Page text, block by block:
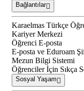
Bağlantılar
Karaelmas Türkçe
Kariyer Merkezi
Öğrenci E-posta
E-posta ve Eduroam
Mezun Bilgi Sistemi
Öğrenciler İçin Sıkça
Sosyal Yaşam